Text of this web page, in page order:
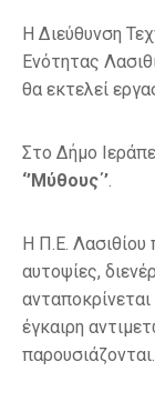
Η Διεύθυνση
Ενότητας
θα εκτελεί
Στο Δήμο
‘’Μύθους΄’.
Η Π.Ε. Λασιθίου
αυτοψίες,
έγκαιρη
παρουσιάζονται.